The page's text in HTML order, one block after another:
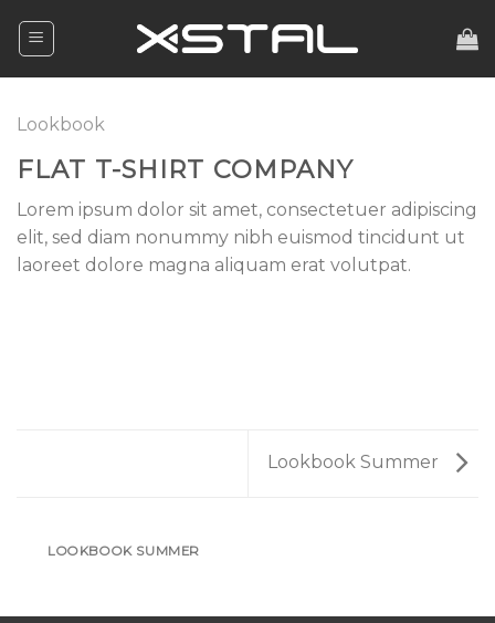
Lookbook
FLAT T-SHIRT COMPANY
Lorem ipsum dolor sit amet, consectetuer adipiscing
elit, sed diam nonummy nibh euismod tincidunt ut
laoreet dolore magna aliquam erat volutpat.
Lookbook Summer
LOOKBOOK SUMMER